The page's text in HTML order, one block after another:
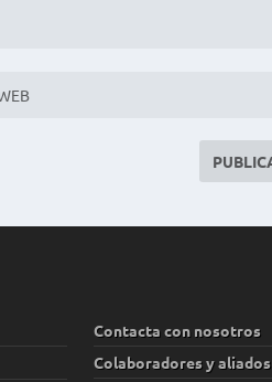
Contacta con nosotros
Colaboradores y aliados